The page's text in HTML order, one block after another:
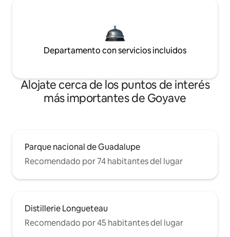
Departamento con servicios incluidos
Alojate cerca de los puntos de interés
más importantes de Goyave
Parque nacional de Guadalupe
Recomendado por 74 habitantes del lugar
Distillerie Longueteau
Recomendado por 45 habitantes del lugar